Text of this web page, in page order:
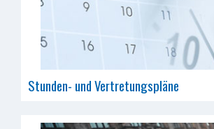
Stunden- und Vertretungspläne